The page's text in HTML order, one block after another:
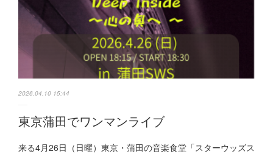
2026.04.10 15:44
東京蒲田でワンマンライブ
来る4月26日（日曜）東京・蒲田の音楽食堂「スターウッズス